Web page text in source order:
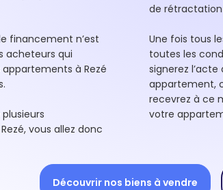
financement n’est
acheteurs qui
à Rezé
vous allez donc
de rétractation
Une fois tous
toutes les
signerez
appartement,
recevrez à ce
votre
Découvrir nos biens à vendre